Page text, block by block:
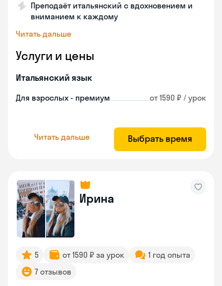
Преподаёт итальянский с вдохновением и
вниманием к каждому
Читать дальше
Услуги и цены
Итальянский язык
Для взрослых - премиум от 1590 ₽ / урок
Читать дальше Выбрать время
Ирина
5 от 1590 ₽ за урок
1 год опыта
7 отзывов